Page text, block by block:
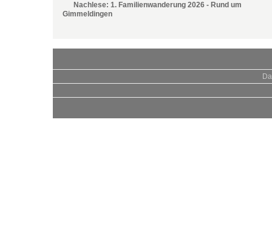
Nachlese: 1. Familienwanderung 2026 - Rund um
Gimmeldingen